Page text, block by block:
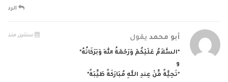
الرد
أبو محمد يقول سنتين منذ
*السَّلاَمُ عَلَيْكُمْ وَرَحْمَةُ اللهِ وَبَرَكَاتُهُ*
و
*تَحِيَّةً مِّنْ عِندِ اللَّهِ مُبَارَكَةً طَيِّبَةً*